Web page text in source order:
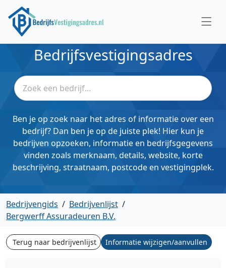
Bedrijfsvestigingsadres
Ben je op zoek naar het adres of informatie over een
bedrijf? Dan ben je op de juiste plek! Hier kun je
bedrijven opzoeken, informatie en bedrijfsgegevens
vinden zoals merknaam, details, website, korte
beschrijving, straatnaam, postcode en vestigingplek.
Bedrijvengids / Bedrijvenlijst /
Bergwerff Assuradeuren B.V.
Terug naar bedrijvenlijst Informatie wijzigen/aanvullen